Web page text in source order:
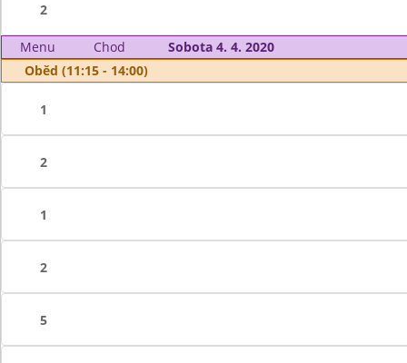
2
Menu Chod
Sobota 4. 4. 2020
Oběd (11:15 - 14:00)
1
2
1
2
5